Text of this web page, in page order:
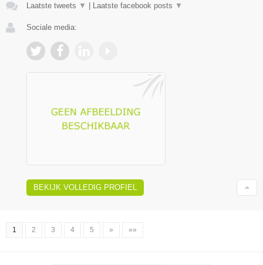
Laatste tweets ▼ Laatste facebook posts ▼
Sociale media:
BEKIJK VOLLEDIG PROFIEL
1 2 3 4 5 » »»